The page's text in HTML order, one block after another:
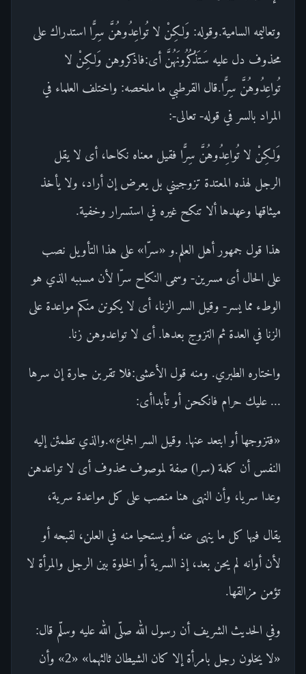
وتعاليمه السامية.وقوله: وَلكِنْ لا تُواعِدُوهُنَّ سِرًّا استدراك على
محذوف دل عليه سَتَذْكُرُونَهُنَّ أى:فاذكروهن وَلكِنْ لا
تُواعِدُوهُنَّ سِرًّا.قال القرطبي ما ملخصه: واختلف العلماء في
المراد بالسر في قوله- تعالى-:
وَلكِنْ لا تُواعِدُوهُنَّ سِرًّا فقيل معناه نكاحا، أى لا يقل
الرجل لهذه المعتدة تزوجيني بل يعرض إن أراد، ولا يأخذ
ميثاقها وعهدها ألا تنكح غيره في استسرار وخفية.
هذا قول جمهور أهل العلم.و «سرّا» على هذا التأويل نصب
على الحال أى مسرين- وسمى النكاح سرّا لأن مسببه الذي هو
الوطء مما يسر- وقيل السر الزنا، أى لا يكونن منكم مواعدة على
الزنا في العدة ثم التزوج بعدها. أى لا تواعدوهن زنا.
واختاره الطبري. ومنه قول الأعشى:فلا تقربن جارة إن سرها
... عليك حرام فانكحن أو تأبداأى:
«فتزوجها أو ابتعد عنها. وقيل السر الجماع».والذي تطمئن إليه
النفس أن كلمة (سرا) صفة لموصوف محذوف أى لا تواعدهن
وعدا سريا، وأن النهى هنا منصب على كل مواعدة سرية،
يقال فيها كل ما ينهى عنه أو يستحيا منه في العلن، لقبحه أو
لأن أوانه لم يحن بعد، إذ السرية أو الخلوة بين الرجل والمرأة لا
تؤمن مزالقها.
وفي الحديث الشريف أن رسول الله صلّى الله عليه وسلّم قال:
«لا يخلون رجل بامرأة إلا كان الشيطان ثالثهما» «2» وأن